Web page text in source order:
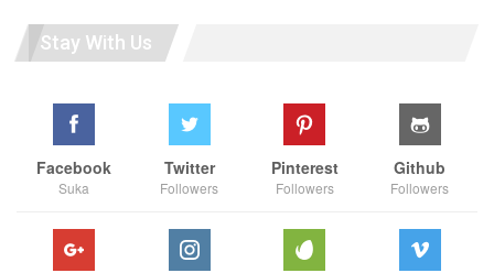
Stay With Us
Facebook
Suka
Twitter
Followers
Pinterest
Followers
Github
Followers